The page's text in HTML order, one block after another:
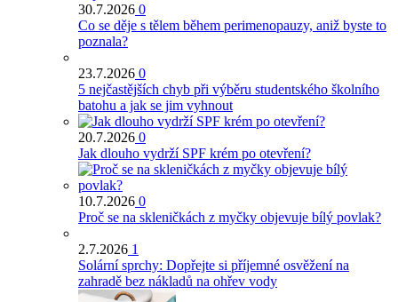
30.7.2026 0
Co se děje s tělem během perimenopauzy, aniž byste to
poznala?
23.7.2026 0
5 nejčastějších chyb při výběru studentského školního
batohu a jak se jim vyhnout
20.7.2026 0
Jak dlouho vydrží SPF krém po otevření?
10.7.2026 0
Proč se na skleničkách z myčky objevuje bílý povlak?
2.7.2026 1
Solární sprchy: Dopřejte si příjemné osvěžení na
zahradě bez nákladů na ohřev vody